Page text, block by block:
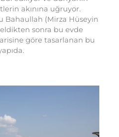
akınına uğruyor.
Bahaullah (Mirza Hüseyin
sonra bu evde
göre tasarlanan bu